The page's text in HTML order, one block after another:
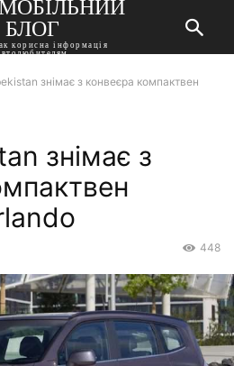
БЛОГ
корисна інформація
знімає з конвеєра компактвен
знімає з
448